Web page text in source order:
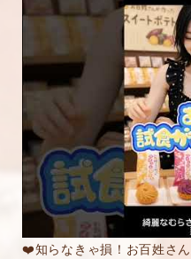
❤️知らなきゃ損！お百姓さ